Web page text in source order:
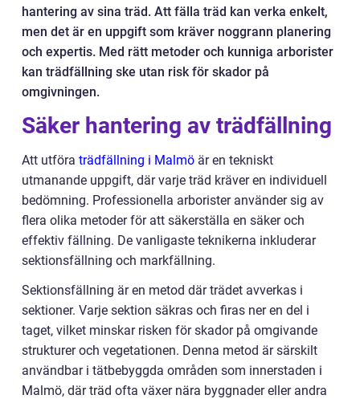
hantering av sina träd. Att fälla träd kan verka enkelt,
men det är en uppgift som kräver noggrann planering
och expertis. Med rätt metoder och kunniga arborister
kan trädfällning ske utan risk för skador på
omgivningen.
Säker hantering av trädfällning
Att utföra trädfällning i Malmö är en tekniskt
utmanande uppgift, där varje träd kräver en individuell
bedömning. Professionella arborister använder sig av
flera olika metoder för att säkerställa en säker och
effektiv fällning. De vanligaste teknikerna inkluderar
sektionsfällning och markfällning.
Sektionsfällning är en metod där trädet avverkas i
sektioner. Varje sektion säkras och firas ner en del i
taget, vilket minskar risken för skador på omgivande
strukturer och vegetationen. Denna metod är särskilt
användbar i tätbebyggda områden som innerstaden i
Malmö, där träd ofta växer nära byggnader eller andra